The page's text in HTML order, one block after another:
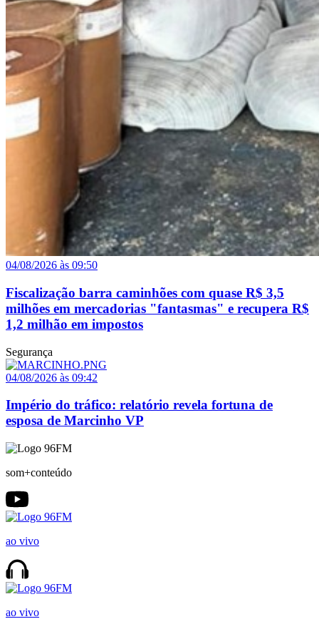
04/08/2026 às 09:50
Fiscalização barra caminhões com quase R$ 3,5
milhões em mercadorias "fantasmas" e recupera R$
1,2 milhão em impostos
Segurança
04/08/2026 às 09:42
Império do tráfico: relatório revela fortuna de
esposa de Marcinho VP
som+conteúdo
ao vivo
ao vivo